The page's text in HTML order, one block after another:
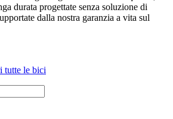
durata progettate senza soluzione di
dalla nostra garanzia a vita sul
tutte le bici